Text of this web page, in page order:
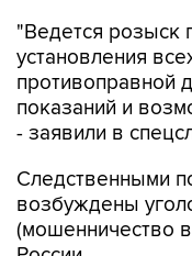
"Ведется розыск
установления
противоправной
показаний и
- заявили в
Следственными
возбуждены
(мошенничество